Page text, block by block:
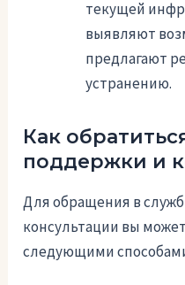
текущей
выявляют
предлагают
устранению.
Как
поддержки и
Для обращения в
консультации вы
следующими